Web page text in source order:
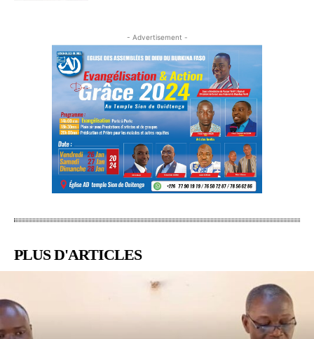
- Advertisement -
PLUS D'ARTICLES